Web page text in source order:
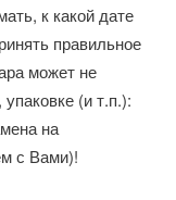
к какой дате
правильное
может не
(и т.п.):
на
с Вами)!